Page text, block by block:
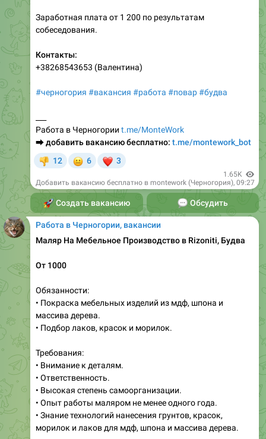
Заработная плата от 1 200 по результатам
собеседования.
Контакты:
+38268543653 (Валентина)
#черногория #вакансия #работа #повар#будва
Работа в Черногории t.me/MonteWork
⮕добавить вакансию бесплатно: t.me/montework_bot
12 6
❤
3
1.65K
Добавить вакансию бесплатно в montework (Черногория), 09:27
Создать вакансию💬Обсудить
Работа в Черногории, вакансии
Маляр На Мебельное Производство в Rizoniti, Будва
От 1000
Обязанности:
• Покраска мебельных изделий из мдф, шпона и
массива дерева.
• Подбор лаков, красок и морилок.
Требования:
• Внимание к деталям.
• Ответственность.
• Высокая степень самоорганизации.
• Опыт работы маляром не менее одного года.
• Знание технологий нанесения грунтов, красок,
морилок и лаков для мдф, шпона и массива дерева.